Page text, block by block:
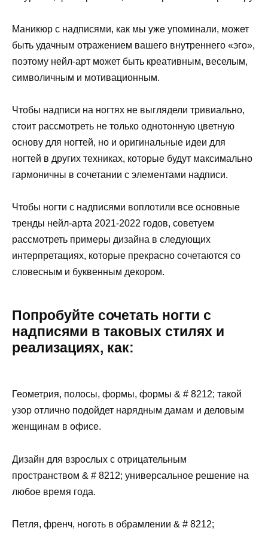
Маникюр с надписями, как мы уже упоминали, может
быть удачным отражением вашего внутреннего «эго»,
поэтому нейл-арт может быть креативным, веселым,
символичным и мотивационным.
Чтобы надписи на ногтях не выглядели тривиально,
стоит рассмотреть не только однотонную цветную
основу для ногтей, но и оригинальные идеи для
ногтей в других техниках, которые будут максимально
гармоничны в сочетании с элементами надписи.
Чтобы ногти с надписями воплотили все основные
тренды нейл-арта 2021-2022 годов, советуем
рассмотреть примеры дизайна в следующих
интерпретациях, которые прекрасно сочетаются со
словесным и буквенным декором.
Попробуйте сочетать ногти с
надписями в таковых стилях и
реализациях, как:
Геометрия, полосы, формы, формы & # 8212; такой
узор отлично подойдет нарядным дамам и деловым
женщинам в офисе.
Дизайн для взрослых с отрицательным
пространством & # 8212; универсальное решение на
любое время года.
Петля, френч, ноготь в обрамлении & # 8212;